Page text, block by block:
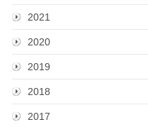
2021
2020
2019
2018
2017